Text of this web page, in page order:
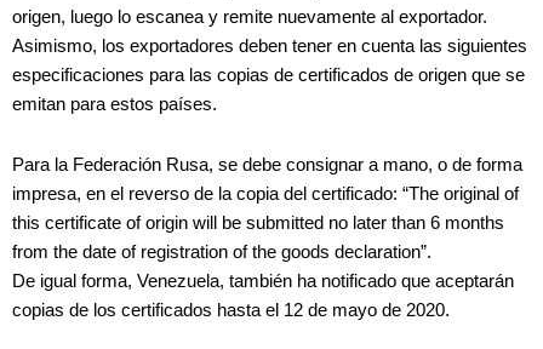
origen, luego lo escanea y remite nuevamente al exportador.
Asimismo, los exportadores deben tener en cuenta las siguientes
especificaciones para las copias de certificados de origen que se
emitan para estos países.
Para la Federación Rusa, se debe consignar a mano, o de forma
impresa, en el reverso de la copia del certificado: “The original of
this certificate of origin will be submitted no later than 6 months
from the date of registration of the goods declaration”.
De igual forma, Venezuela, también ha notificado que aceptarán
copias de los certificados hasta el 12 de mayo de 2020.